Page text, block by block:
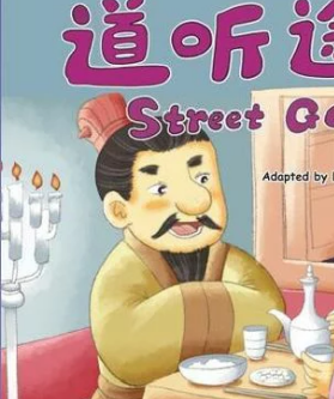
天天免運 美食蛋糕 養
居家生活 3C家電 運
女裝 男裝 化
日本購物 電子/紙本書
HOT